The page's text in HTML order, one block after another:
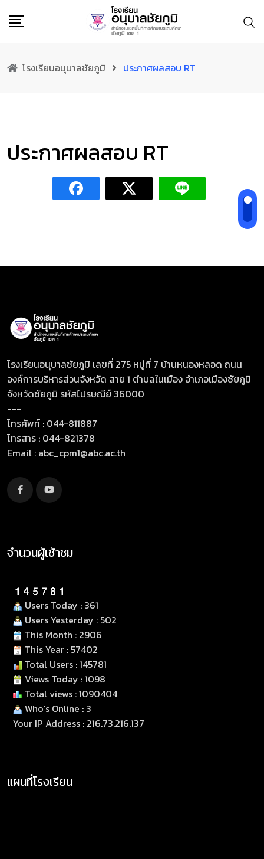
โรงเรียนอนุบาลชัยภูมิ ประกาศผลสอบ RT
ประกาศผลสอบ RT
โรงเรียนอนุบาลชัยภูมิ เลขที่ 275 หมู่ที่ 7 บ้านหนองหลอด ถนน
องค์การบริหารส่วนจังหวัด สาย 1 ตำบลในเมือง อำเภอเมืองชัยภูมิ
จังหวัดชัยภูมิ รหัสไปรษณีย์ 36000
---
โทรศัพท์ : 044-811887
โทรสาร : 044-821378
Email : abc_cpm1@abc.ac.th
จำนวนผู้เช้าชม
Users Today : 361
Users Yesterday : 502
This Month : 2906
This Year : 57402
Total Users : 145781
Views Today : 1098
Total views : 1090404
Who's Online : 3
Your IP Address : 216.73.216.137
แผนที่โรงเรียน